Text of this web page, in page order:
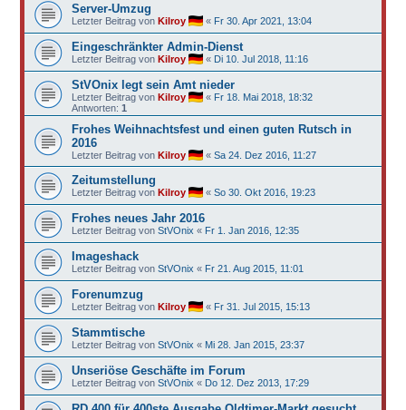
Server-Umzug
Letzter Beitrag von Kilroy « Fr 30. Apr 2021, 13:04
Eingeschränkter Admin-Dienst
Letzter Beitrag von Kilroy « Di 10. Jul 2018, 11:16
StVOnix legt sein Amt nieder
Letzter Beitrag von Kilroy « Fr 18. Mai 2018, 18:32
Antworten: 1
Frohes Weihnachtsfest und einen guten Rutsch in
2016
Letzter Beitrag von Kilroy « Sa 24. Dez 2016, 11:27
Zeitumstellung
Letzter Beitrag von Kilroy « So 30. Okt 2016, 19:23
Frohes neues Jahr 2016
Letzter Beitrag von StVOnix « Fr 1. Jan 2016, 12:35
Imageshack
Letzter Beitrag von StVOnix « Fr 21. Aug 2015, 11:01
Forenumzug
Letzter Beitrag von Kilroy « Fr 31. Jul 2015, 15:13
Stammtische
Letzter Beitrag von StVOnix « Mi 28. Jan 2015, 23:37
Unseriöse Geschäfte im Forum
Letzter Beitrag von StVOnix « Do 12. Dez 2013, 17:29